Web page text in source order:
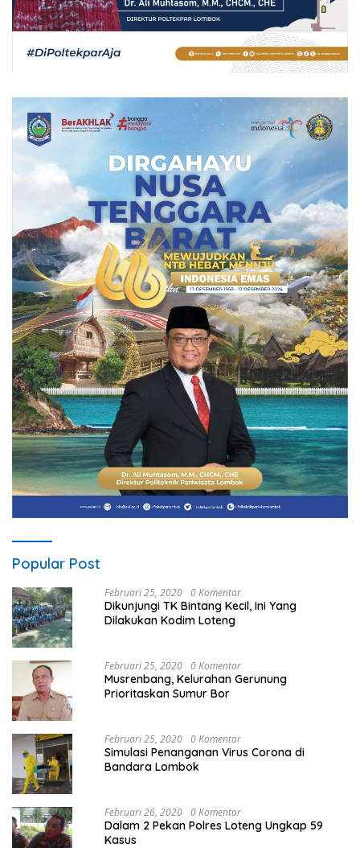
Popular Post
Februari 25, 2020 0 Komentar
Dikunjungi TK Bintang Kecil, Ini Yang
Dilakukan Kodim Loteng
Februari 25, 2020 0 Komentar
Musrenbang, Kelurahan Gerunung
Prioritaskan Sumur Bor
Februari 25, 2020 0 Komentar
Simulasi Penanganan Virus Corona di
Bandara Lombok
Februari 26, 2020 0 Komentar
Dalam 2 Pekan Polres Loteng Ungkap 59
Kasus